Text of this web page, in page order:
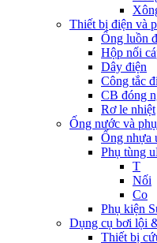
Thiết bị điện và
Ống luồn
Hộp nối
Dây điện
Công tắc
CB đóng
Rơ le nhiệt
Ống nước và
Ống nhựa
Phụ tùng
T
Nối
Co
Phụ kiện
Dụng cụ bơi lội
Thiết bị